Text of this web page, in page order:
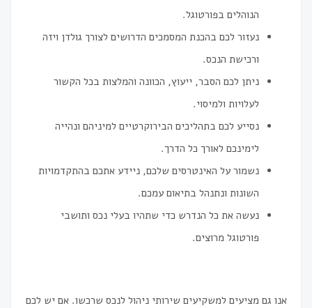
הנוהלים בפורטוגל.
נעזור לכם בהכנת המסמכים הדרושים לצורך גולדן ויזה
ורכישת הנכס.
ניתן לכם הסבר, ייעוץ, הכוונה והמלצות בכל הקשור
לעלויות ולמיסוי.
נסייע לכם בתהליכים הבירוקרטיים למיניהם ונהייה
לימינכם לאורך כל הדרך.
נשמור על האינטרסים שלכם, ניידע אתכם בהתקדמויות
השונות ונתנהל בתיאום עמכם.
נעשה את כל הנדרש כדי שתהיו בעלי נכס ותושבי
פורטוגל מרוצים.
אנו גם מציעים למשקיעים שירותי ניהול לנכס שרכשו. אם יש לכם